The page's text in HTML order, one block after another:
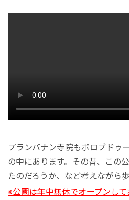
プランバナン寺院もボロブドゥ
の中にあります。その昔、この
たのだろうか、など考えながら
※公園は年中無休でオープンし